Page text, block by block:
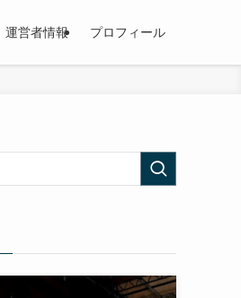
運営者情報 プロフィール